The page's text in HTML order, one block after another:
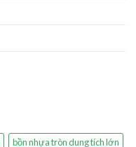
bồn nhựa tròn dung tích lớn